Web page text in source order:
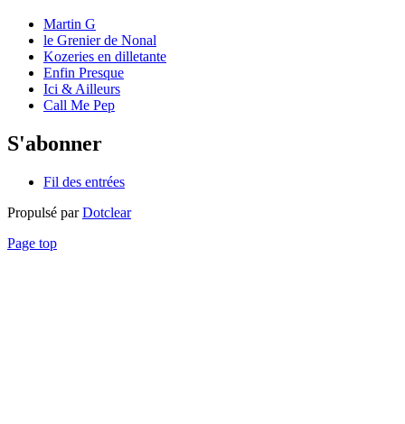
Martin G
le Grenier de Nonal
Kozeries en dilletante
Enfin Presque
Ici & Ailleurs
Call Me Pep
S'abonner
Fil des entrées
Propulsé parDotclear
Page top